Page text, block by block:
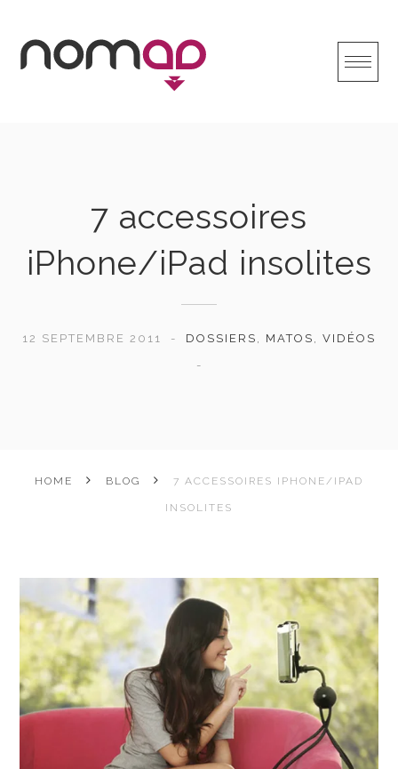
content
7 accessoires
iPhone/iPad insolites
12 SEPTEMBRE 2011 DOSSIERS , MATOS , VIDÉOS
HOME BLOG 7 ACCESSOIRES IPHONE/IPAD
INSOLITES